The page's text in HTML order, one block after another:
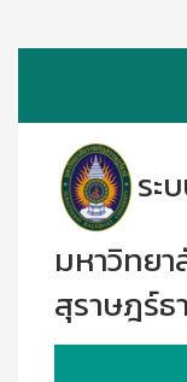
ระ
มหาวิทย
สุราษฎร์ธ